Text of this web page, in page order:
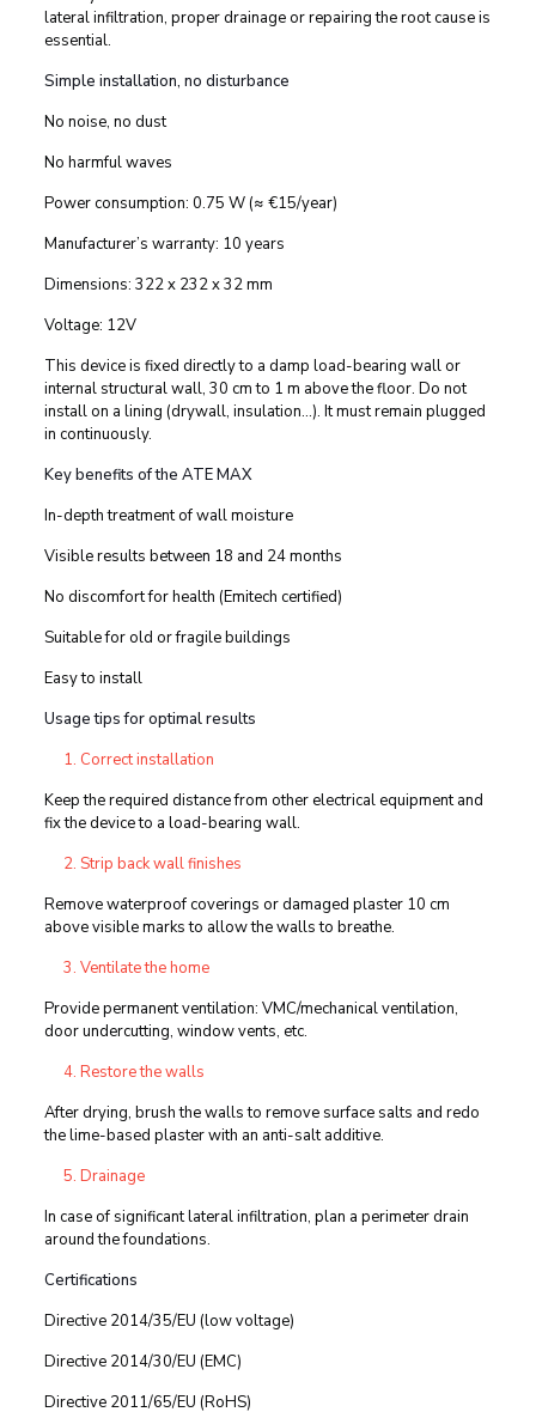
lateral infiltration, proper drainage or repairing the root cause is
essential.
Simple installation, no disturbance
No noise, no dust
No harmful waves
Power consumption: 0.75 W (≈ €15/year)
Manufacturer’s warranty: 10 years
Dimensions: 322 x 232 x 32 mm
Voltage: 12V
This device is fixed directly to a damp load-bearing wall or
internal structural wall, 30 cm to 1 m above the floor. Do not
install on a lining (drywall, insulation…). It must remain plugged
in continuously.
Key benefits of the ATE MAX
In-depth treatment of wall moisture
Visible results between 18 and 24 months
No discomfort for health (Emitech certified)
Suitable for old or fragile buildings
Easy to install
Usage tips for optimal results
Correct installation
Keep the required distance from other electrical equipment and
fix the device to a load-bearing wall.
Strip back wall finishes
Remove waterproof coverings or damaged plaster 10 cm
above visible marks to allow the walls to breathe.
Ventilate the home
Provide permanent ventilation: VMC/mechanical ventilation,
door undercutting, window vents, etc.
Restore the walls
After drying, brush the walls to remove surface salts and redo
the lime-based plaster with an anti-salt additive.
Drainage
In case of significant lateral infiltration, plan a perimeter drain
around the foundations.
Certifications
Directive 2014/35/EU (low voltage)
Directive 2014/30/EU (EMC)
Directive 2011/65/EU (RoHS)